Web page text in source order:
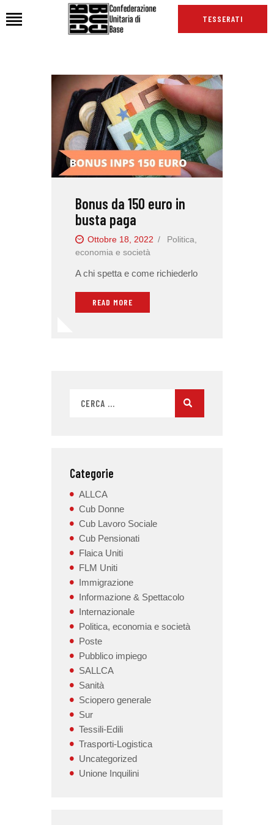
TESSERATI
HOME
CHI SIAMO
SEDI
NEWS
PODCAST CUB
TG CUB
INTERNAZIONALE
RASSEGNA STAMPA
Bonus da 150 euro in
busta paga
Ottobre 18, 2022
Politica,
economia e società
A chi spetta e come richiederlo
READ MORE
Categorie
ALLCA
Cub Donne
Cub Lavoro Sociale
Cub Pensionati
Flaica Uniti
FLM Uniti
Immigrazione
Informazione & Spettacolo
Internazionale
Politica, economia e società
Poste
Pubblico impiego
SALLCA
Sanità
Sciopero generale
Sur
Tessili-Edili
Trasporti-Logistica
Uncategorized
Unione Inquilini